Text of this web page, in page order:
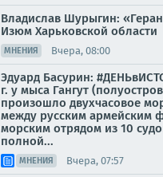
Владислав Шурыгин:
Изюм Харьковской области
МНЕНИЯ Вчера, 08:00
Эдуард Басурин:
г. у мыса Гангут
произошло двухчасовое
между русским армейским
морским отрядом из 10
полной...
МНЕНИЯ Вчера, 07:57